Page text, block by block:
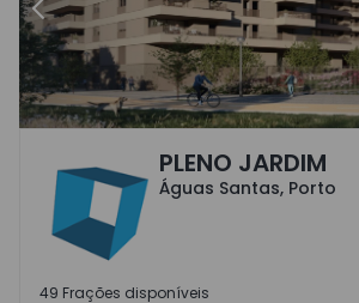
Anterior
Águas Santas, PortoPLENO JARDIM
Águas Santas, Porto
49 Frações disponíveis